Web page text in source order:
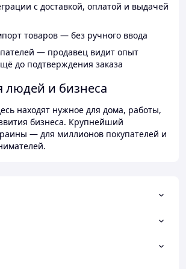
с доставкой, оплатой и выдачей
товаров — без ручного ввода
— продавец видит опыт
до подтверждения заказа
людей и бизнеса
находят нужное для дома, работы,
бизнеса. Крупнейший
— для миллионов покупателей и